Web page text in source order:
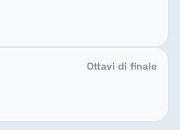
Ottavi di finale